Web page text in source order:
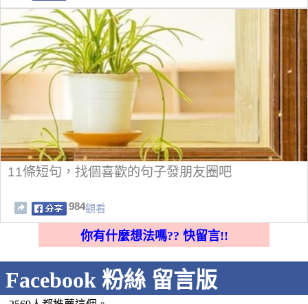
11條短句，找個喜歡的句子發朋友圈吧
984觀看
你有什麼想法嗎?? 快留言!!
Facebook 粉絲 留言版